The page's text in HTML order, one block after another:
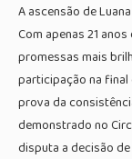
A ascensão de
Com apenas 21
promessas mais
participação na final
prova da
demonstrado no
disputa a decisão